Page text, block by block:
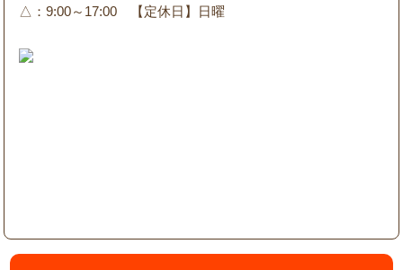
△ ：9:00～17:00 【定休日】日曜